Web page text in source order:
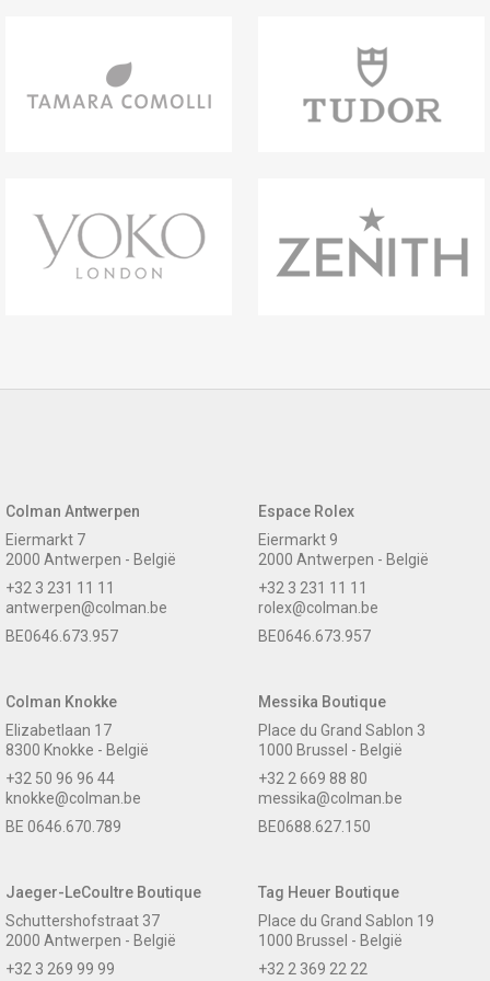
Colman Antwerpen
Eiermarkt 7
2000 Antwerpen - België
+32 3 231 11 11
antwerpen@colman.be
BE0646.673.957
Espace Rolex
Eiermarkt 9
2000 Antwerpen - België
+32 3 231 11 11
rolex@colman.be
BE0646.673.957
Colman Knokke
Elizabetlaan 17
8300 Knokke - België
+32 50 96 96 44
knokke@colman.be
BE 0646.670.789
Messika Boutique
Place du Grand Sablon 3
1000 Brussel - België
+32 2 669 88 80
messika@colman.be
BE0688.627.150
Jaeger-LeCoultre Boutique
Schuttershofstraat 37
2000 Antwerpen - België
+32 3 269 99 99
Tag Heuer Boutique
Place du Grand Sablon 19
1000 Brussel - België
+32 2 369 22 22